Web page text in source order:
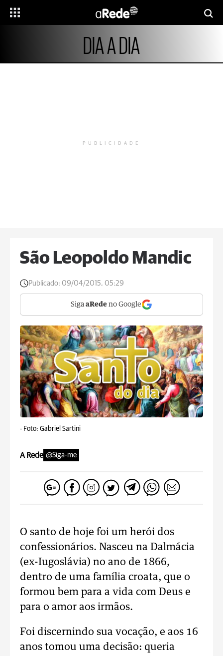
DIA A DIA
PUBLICIDADE
São Leopoldo Mandic
Publicado: 09/04/2015, 05:29
Siga aRede no Google
- Foto: Gabriel Sartini
A Rede @Siga-me
O santo de hoje foi um herói dos
confessionários. Nasceu na Dalmácia
(ex-Iugoslávia) no ano de 1866,
dentro de uma família croata, que o
formou bem para a vida com Deus e
para o amor aos irmãos.
Foi discernindo sua vocação, e aos 16
anos tomou uma decisão: queria